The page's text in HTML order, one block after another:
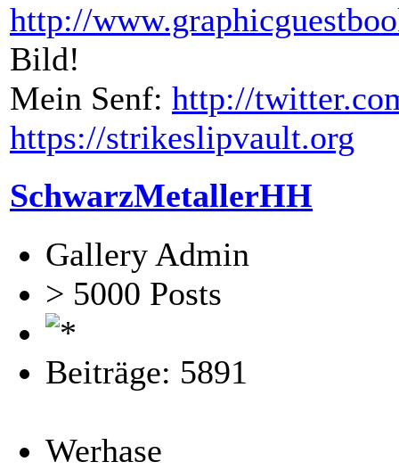
http://
Bild!
Mein Senf: http://
https://strikeslipvault.org
SchwarzMetallerHH
Gallery Admin
> 5000 Posts
Beiträge: 5891
Werhase